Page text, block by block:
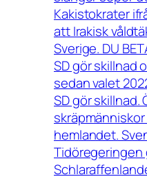
Kakistokrater
att Irakisk
Sverige. DU
SD gör skillnad
sedan valet
SD gör skillnad.
hemlandet.
Tidöregeringen